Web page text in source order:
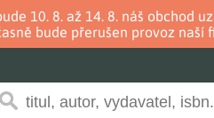
10. 8. až 14. 8. náš obchod
bude přerušen provoz